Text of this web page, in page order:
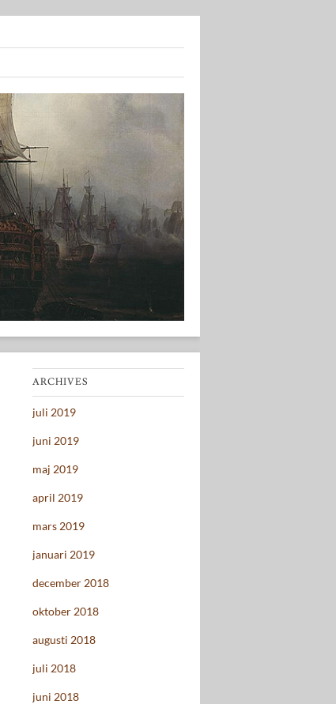
ARCHIVES
juli 2019
juni 2019
maj 2019
april 2019
mars 2019
januari 2019
december 2018
oktober 2018
augusti 2018
juli 2018
juni 2018